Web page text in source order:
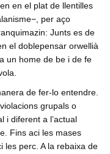
en el plat de llentilles
per aço
Junts es de
el doblepensar orwellià
un home de be i de fe
de fer-lo entendre.
grupals o
i diferent a l’actual
Fins aci les mases
les perc. A la rebaixa de